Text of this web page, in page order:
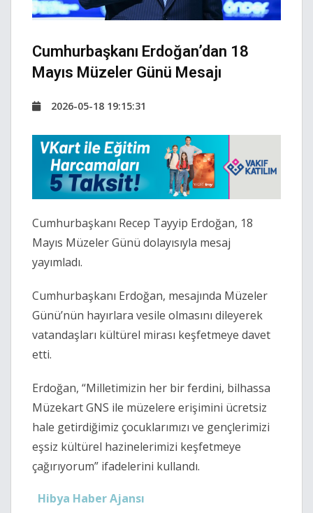
Cumhurbaşkanı Erdoğan’dan 18
Mayıs Müzeler Günü Mesajı
2026-05-18 19:15:31
Cumhurbaşkanı Recep Tayyip Erdoğan, 18
Mayıs Müzeler Günü dolayısıyla mesaj
yayımladı.
Cumhurbaşkanı Erdoğan, mesajında Müzeler
Günü’nün hayırlara vesile olmasını dileyerek
vatandaşları kültürel mirası keşfetmeye davet
etti.
Erdoğan, “Milletimizin her bir ferdini, bilhassa
Müzekart GNS ile müzelere erişimini ücretsiz
hale getirdiğimiz çocuklarımızı ve gençlerimizi
eşsiz kültürel hazinelerimizi keşfetmeye
çağırıyorum” ifadelerini kullandı.
Hibya Haber Ajansı